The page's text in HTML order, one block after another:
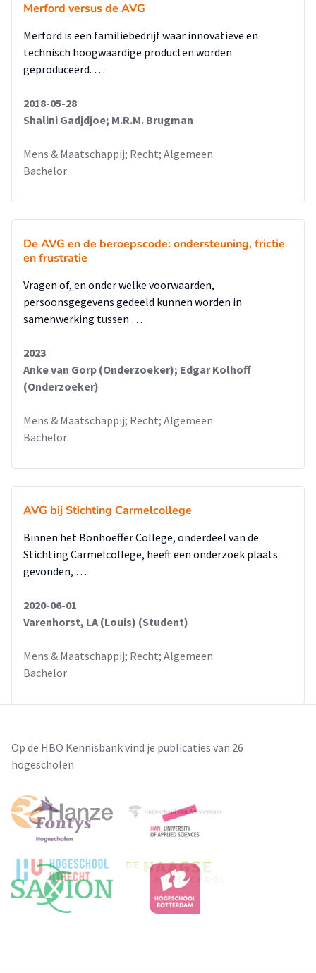
- Zorg voor meer aandacht voor de AVG binnen eigen
Merford versus de AVG
Merford is een familiebedrijf waar innovatieve en
technisch hoogwaardige producten worden
geproduceerd. …
2018-05-28
Shalini Gadjdjoe; M.R.M. Brugman
Mens & Maatschappij; Recht; Algemeen
Bachelor
De AVG en de beroepscode: ondersteuning, frictie
en frustratie
Vragen of, en onder welke voorwaarden,
persoonsgegevens gedeeld kunnen worden in
samenwerking tussen …
2023
Anke van Gorp (Onderzoeker); Edgar Kolhoff
(Onderzoeker)
Mens & Maatschappij; Recht; Algemeen
Bachelor
AVG bij Stichting Carmelcollege
Binnen het Bonhoeffer College, onderdeel van de
Stichting Carmelcollege, heeft een onderzoek plaats
gevonden, …
2020-06-01
Varenhorst, LA (Louis) (Student)
Mens & Maatschappij; Recht; Algemeen
Bachelor
Op de HBO Kennisbank vind je publicaties van 26
hogescholen